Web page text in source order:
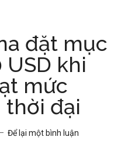
đặt mục
USD khi
mức
thời đại
Để lại một bình luận